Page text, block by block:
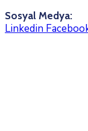
Sosyal Medya:
Linkedin